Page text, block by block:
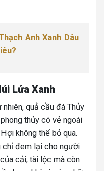
Anh Xanh Dâu
Lửa Xanh
quả cầu đá Thủy
thủy có vẻ ngoài
không thể bỏ qua.
chỉ đem lại cho người
cải, tài lộc mà còn